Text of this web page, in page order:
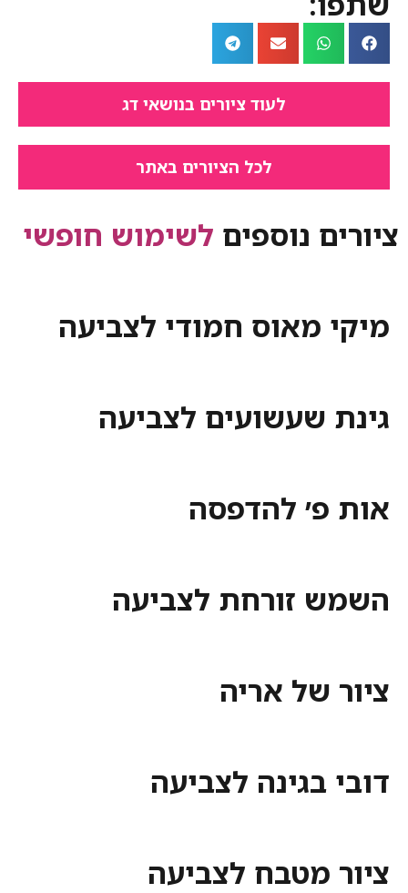
לעוד ציורים בנושאי דג
לכל הציורים באתר
נוספיםלשימוש חופשי
מאוס חמודי לצביעה
שעשועים לצביעה
להדפסה
זורחת לצביעה
של אריה
בגינה לצביעה
מטבח לצביעה